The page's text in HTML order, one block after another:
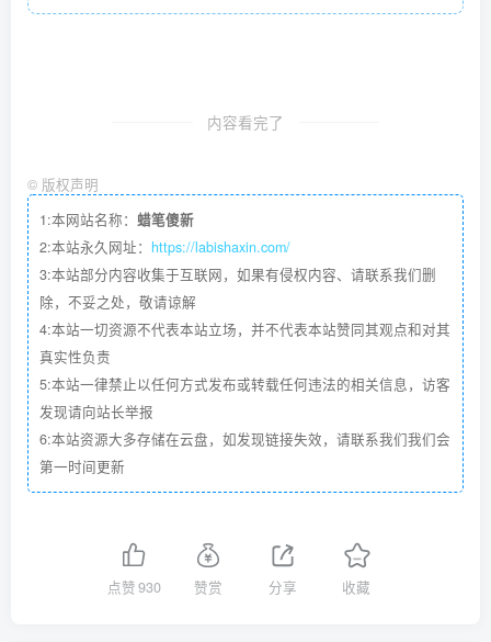
内容看完了
© 版权声明
1:本网站名称： 蜡笔傻新
2:本站永久网址： https://labishaxin.com/
3:本站部分内容收集于互联网，如果有侵权内容、请联系我们删
除，不妥之处，敬请谅解
4:本站一切资源不代表本站立场，并不代表本站赞同其观点和对其
真实性负责
5:本站一律禁止以任何方式发布或转载任何违法的相关信息，访客
发现请向站长举报
6:本站资源大多存储在云盘，如发现链接失效，请联系我们我们会
第一时间更新
点赞930 赞赏 分享 收藏